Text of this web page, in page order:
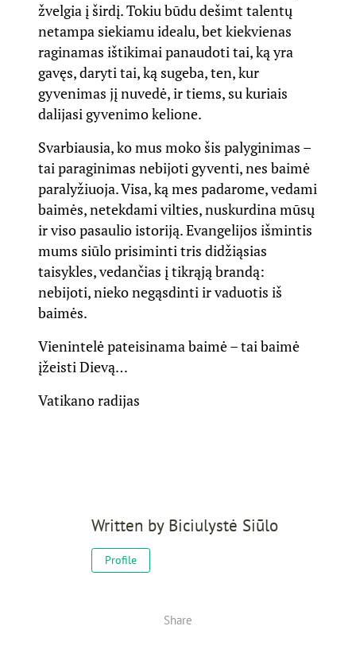
žvelgia į širdį. Tokiu būdu dešimt talentų
netampa siekiamu idealu, bet kiekvienas
raginamas ištikimai panaudoti tai, ką yra
gavęs, daryti tai, ką sugeba, ten, kur
gyvenimas jį nuvedė, ir tiems, su kuriais
dalijasi gyvenimo kelione.
Svarbiausia, ko mus moko šis palyginimas –
tai paraginimas nebijoti gyventi, nes baimė
paralyžiuoja. Visa, ką mes padarome, vedami
baimės, netekdami vilties, nuskurdina mūsų
ir viso pasaulio istoriją. Evangelijos išmintis
mums siūlo prisiminti tris didžiąsias
taisykles, vedančias į tikrąją brandą:
nebijoti, nieko negąsdinti ir vaduotis iš
baimės.
Vienintelė pateisinama baimė – tai baimė
įžeisti Dievą…
Vatikano radijas
Written by Biciulystė Siūlo
Profile
Share